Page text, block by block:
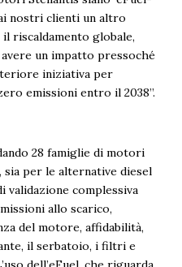
nostri clienti un altro
riscaldamento globale,
un impatto pressoché
iniziativa per
emissioni entro il 2038”.
28 famiglie di motori
per le alternative diesel
validazione complessiva
allo scarico,
del motore, affidabilità,
il serbatoio, i filtri e